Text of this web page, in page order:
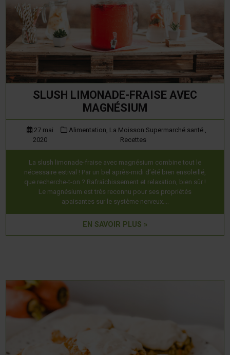
SLUSH LIMONADE-FRAISE AVEC
MAGNÉSIUM
27 mai
2020
Alimentation, La Moisson Supermarché santé.,
Recettes
La slush limonade-fraise avec magnésium combine tout le
nécessaire estival ! Par un bel après-midi d’été bien ensoleillé,
que recherche-t-on ? Rafraîchissement et relaxation, bien sûr !
Le magnésium est très reconnu pour ses propriétés
apaisantes sur le système nerveux….
EN SAVOIR PLUS »